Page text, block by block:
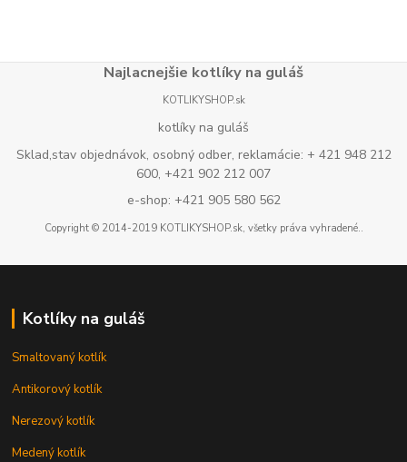
Najlacnejšie kotlíky na guláš
KOTLIKYSHOP.sk
kotlíky na guláš
Sklad,stav objednávok, osobný odber, reklamácie: + 421 948 212
600, +421 902 212 007
e-shop: +421 905 580 562
Copyright © 2014-2019 KOTLIKYSHOP.sk, všetky práva vyhradené..
Kotlíky na guláš
Smaltovaný kotlík
Antikorový kotlík
Nerezový kotlík
Medený kotlík